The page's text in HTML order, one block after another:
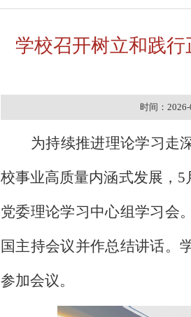
学校召开树立和践
时间：2026-
为持续推进理论学习走
校事业高质量内涵式发展， 5
党委理论学习中心组学习会
国主持会议并作总结讲话。
参加会议。